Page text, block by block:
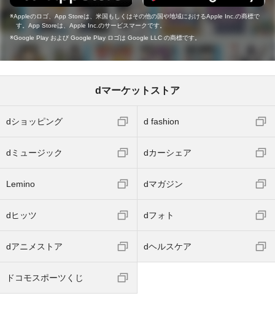
Appleのロゴ、App Storeは、米国もしくはその他の国や地域におけるApple Inc.の商標で
す。App Storeは、Apple Inc.のサービスマークです。
Google Play および Google Play ロゴは Google LLC の商標です。
dマーケットストア
dショッピング d fashion
dミュージック dカーシェア
Lemino dマガジン
dヒッツ dフォト
dアニメストア dヘルスケア
ドコモスポーツくじ